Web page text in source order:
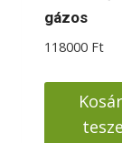
gázos
118000 Ft